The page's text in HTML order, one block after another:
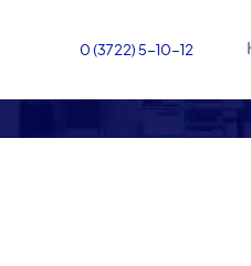
0 (3722) 5-10-12